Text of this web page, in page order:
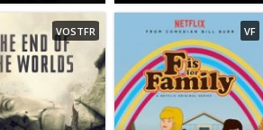
VOSTFR VF